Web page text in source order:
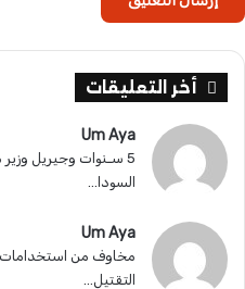
أخر التعليقات
Um Aya
السودا...
Um Aya
مخاوف من استخدامات
التقتيل...